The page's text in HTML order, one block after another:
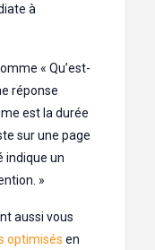
à
« Qu’est-
réponse
est la durée
sur une page
indique un
»
aussi vous
optimisés en